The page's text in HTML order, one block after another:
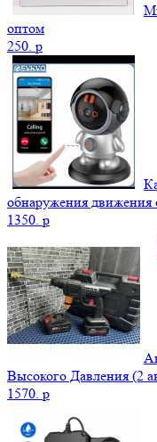
оптом
250. p
обнаружения движения
1350. p
Высокого Давления (2
1570. p